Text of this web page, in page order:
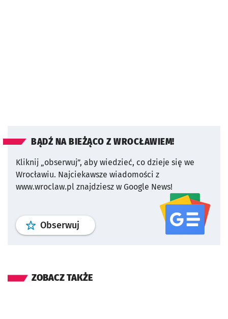
BĄDŹ NA BIEŻĄCO Z WROCŁAWIEM!
Kliknij „obserwuj”, aby wiedzieć, co dzieje się we
Wrocławiu. Najciekawsze wiadomości z
www.wroclaw.pl znajdziesz w Google News!
Obserwuj profil serwisu
ZOBACZ TAKŻE